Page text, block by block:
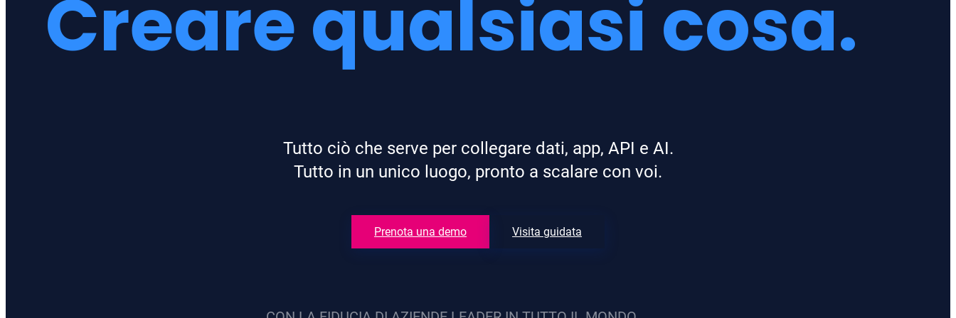
Creare qualsiasi cosa.
Tutto ciò che serve per collegare dati, app, API e AI.
Tutto in un unico luogo, pronto a scalare con voi.
Prenota una demo Visita guidata